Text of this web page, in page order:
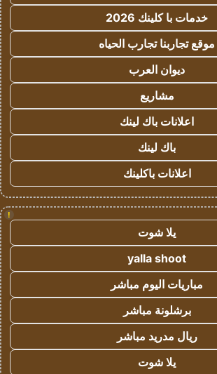
خدمات با كلينك 2026
موقع تجاربنا تجارب الحياه
ديوان العرب
مشاريع
اعلانات باك لينك
باك لينك
اعلانات باكلينك
!
يلا شوت
yalla shoot
مباريات اليوم مباشر
برشلونة مباشر
ريال مدريد مباشر
يلا شوت